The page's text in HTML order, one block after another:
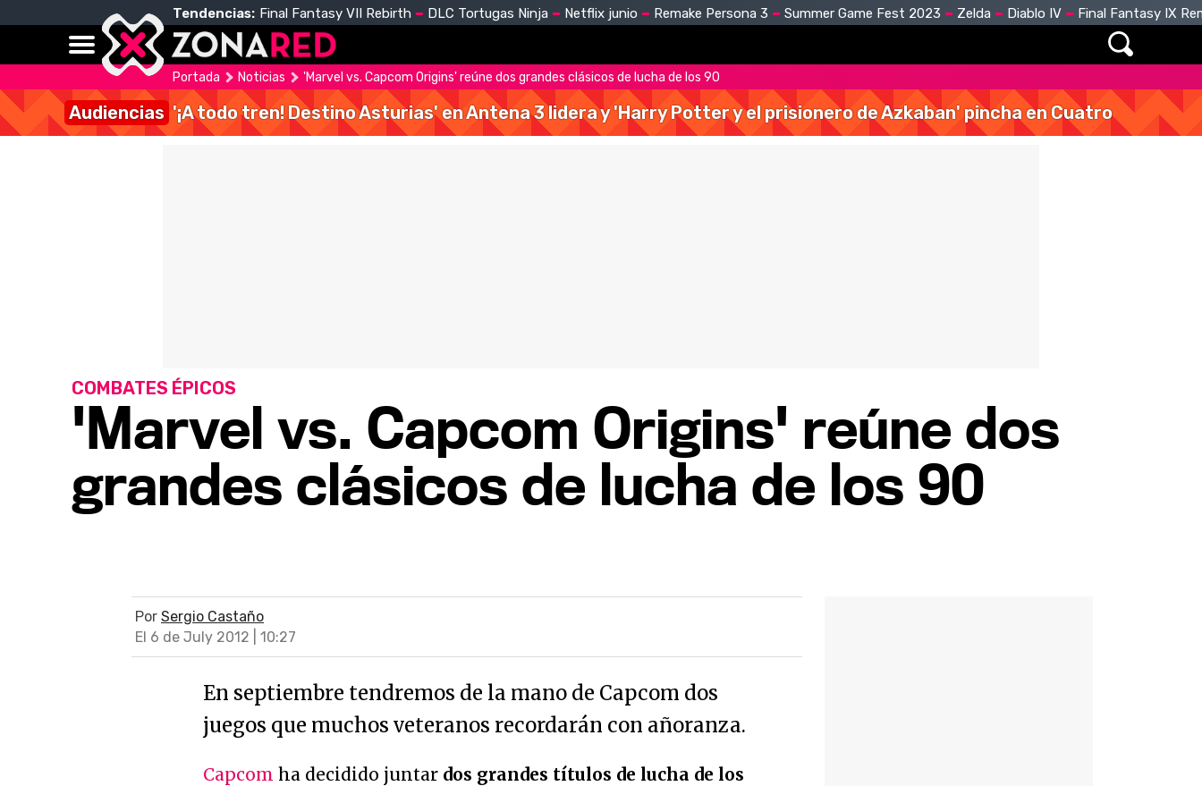
Tendencias: Final Fantasy VII Rebirth DLC Tortugas Ninja Netflix junio Remake Persona 3 Summer Game Fest 2023 Zelda Diablo IV Final Fantasy IX
Portada Noticias 'Marvel vs. Capcom Origins' reúne dos grandes clásicos de lucha de los 90
Audiencias '¡A todo tren! Destino Asturias' en Antena 3 lidera y 'Harry Potter y el prisionero de Azkaban' pincha en Cuatro
'Marvel vs. Capcom Origins' reúne dos
grandes clásicos de lucha de los 90
COMBATES ÉPICOS
Por Sergio Castaño
El 6 de July 2012 | 10:27
En septiembre tendremos de la mano de Capcom dos
juegos que muchos veteranos recordarán con añoranza.
Capcom ha decidido juntar dos grandes títulos de lucha de los